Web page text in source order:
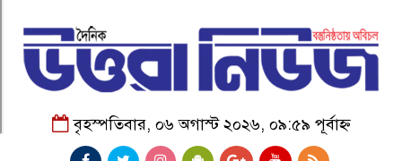
বৃহস্পতিবার, ০৬ অগাস্ট ২০২৬, ০৯:৫৯ পূর্বাহ্ন